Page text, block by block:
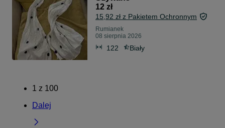
12 zł
15,92 zł z Pakietem Ochronnym
Rumianek
08 sierpnia 2026
122 Biały
1 z 100
Dalej